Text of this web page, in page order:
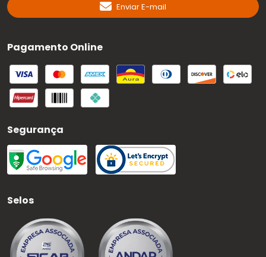
Enviar E-mail
Pagamento Online
Segurança
Selos